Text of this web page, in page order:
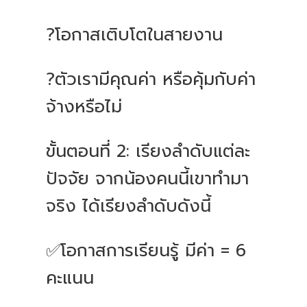
?โอกาสเติบโตในสายงาน
?ตัวเรามีคุณค่า หรือคุ้มกับค่า
จ้างหรือไม่
ขั้นตอนที่ 2: เรียงลำดับแต่ละ
ปัจจัย จากน้องคนนี้เขาทำมา
จริง ได้เรียงลำดับดังนี้
✅โอกาสการเรียนรู้ มีค่า = 6
คะแนน